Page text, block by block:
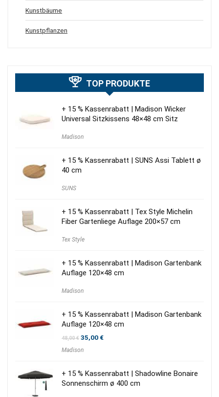
Kunstbäume
Kunstpflanzen
TOP PRODUKTE
+ 15 % Kassenrabatt | Madison Wicker
Universal Sitzkissens 48×48 cm Sitz
Madison
+ 15 % Kassenrabatt | SUNS Assi Tablett ø
40 cm
SUNS
+ 15 % Kassenrabatt | Tex Style Michelin
Fiber Gartenliege Auflage 200×57 cm
Tex Style
+ 15 % Kassenrabatt | Madison Gartenbank
Auflage 120×48 cm
Madison
+ 15 % Kassenrabatt | Madison Gartenbank
Auflage 120×48 cm
48,00€ Ursprünglicher
war:
35,00€Aktueller
Madison
+ 15 % Kassenrabatt | Shadowline Bonaire
Sonnenschirm ø 400 cm